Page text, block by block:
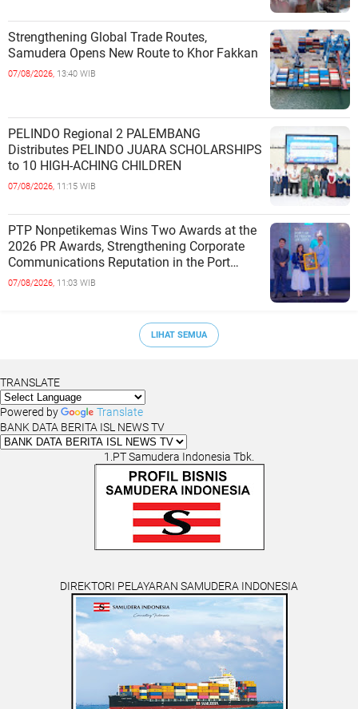
Strengthening Global Trade Routes,
Samudera Opens New Route to Khor Fakkan
07/08/2026, 13:40 WIB
PELINDO Regional 2 PALEMBANG
Distributes PELINDO JUARA SCHOLARSHIPS
to 10 HIGH-ACHING CHILDREN
07/08/2026, 11:15 WIB
PTP Nonpetikemas Wins Two Awards at the
2026 PR Awards, Strengthening Corporate
Communications Reputation in the Port
Sector
07/08/2026, 11:03 WIB
LIHAT SEMUA
TRANSLATE
Powered by
Translate
BANK DATA BERITA ISL NEWS TV
1.PT Samudera Indonesia Tbk.
DIREKTORI PELAYARAN SAMUDERA INDONESIA